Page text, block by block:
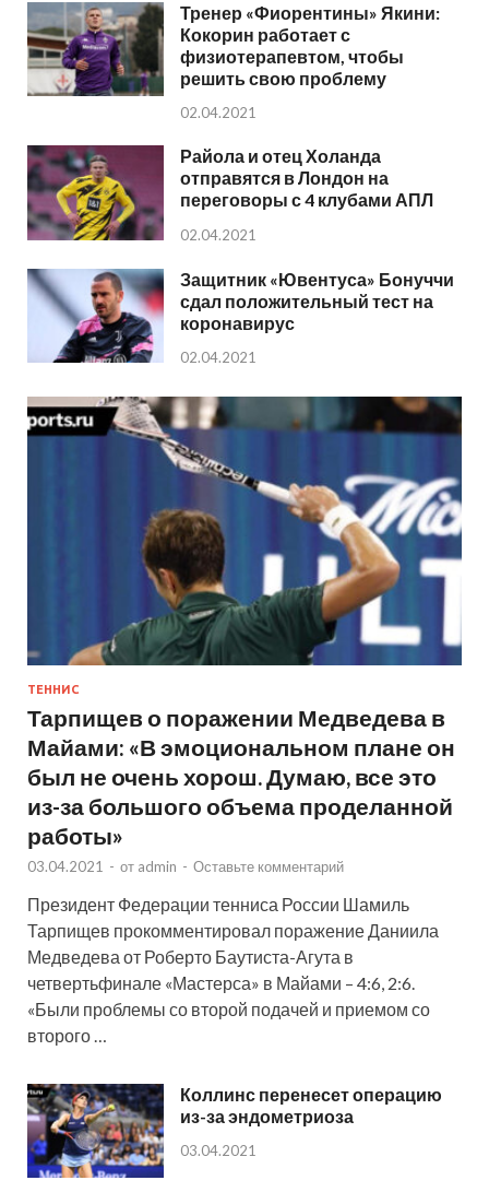
Тренер «Фиорентины» Якини:
Кокорин работает с
физиотерапевтом, чтобы
решить свою проблему
02.04.2021
Райола и отец Холанда
отправятся в Лондон на
переговоры с 4 клубами АПЛ
02.04.2021
Защитник «Ювентуса» Бонуччи
сдал положительный тест на
коронавирус
02.04.2021
ТЕННИС
Тарпищев о поражении Медведева в
Майами: «В эмоциональном плане он
был не очень хорош. Думаю, все это
из-за большого объема проделанной
работы»
03.04.2021 - от admin - Оставьте комментарий
Президент Федерации тенниса России Шамиль
Тарпищев прокомментировал поражение Даниила
Медведева от Роберто Баутиста-Агута в
четвертьфинале «Мастерса» в Майами – 4:6, 2:6.
«Были проблемы со второй подачей и приемом со
второго …
Коллинс перенесет операцию
из-за эндометриоза
03.04.2021